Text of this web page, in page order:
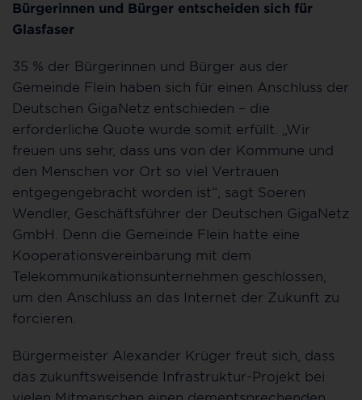
Bürgerinnen und Bürger entscheiden sich für
Glasfaser
35 % der Bürgerinnen und Bürger aus der
Gemeinde Flein haben sich für einen Anschluss der
Deutschen GigaNetz entschieden – die
erforderliche Quote wurde somit erfüllt. „Wir
freuen uns sehr, dass uns von der Kommune und
den Menschen vor Ort so viel Vertrauen
entgegengebracht worden ist“, sagt Soeren
Wendler, Geschäftsführer der Deutschen GigaNetz
GmbH. Denn die Gemeinde Flein hatte eine
Kooperationsvereinbarung mit dem
Telekommunikationsunternehmen geschlossen,
um den Anschluss an das Internet der Zukunft zu
forcieren.
Bürgermeister Alexander Krüger freut sich, dass
das zukunftsweisende Infrastruktur-Projekt bei